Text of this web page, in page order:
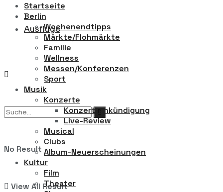
Ausflüge
No Result
View All Result
Startseite
Berlin
Wochenendtipps
Märkte/Flohmärkte
Familie
Wellness
Messen/Konferenzen
Sport
Musik
Konzerte
Konzert-Ankündigung
Live-Review
Musical
Clubs
Album-Neuerscheinungen
Kultur
Film
Theater